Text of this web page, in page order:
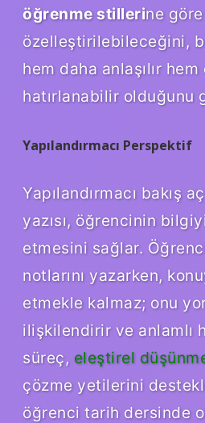
öğrenme stillerine göre
özelleştirilebileceğini,
hem daha anlaşılır
hatırlanabilir olduğunu
Yapılandırmacı Perspektif
Yapılandırmacı bakış
yazısı, öğrencinin
etmesini sağlar.
notlarını yazarken,
etmekle kalmaz; onu
ilişkilendirir ve anlamlı
süreç, eleştirel
çözme yetilerini
öğrenci tarih dersinde